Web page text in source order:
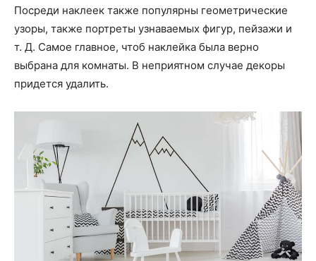
Посреди наклеек также популярны геометрические
узоры, также портреты узнаваемых фигур, пейзажи и
т. Д. Самое главное, чтоб наклейка была верно
выбрана для комнаты. В неприятном случае декоры
придется удалить.